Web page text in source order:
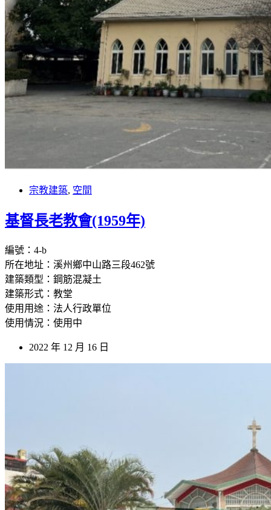
宗教建築, 空間
基督長老教會(1959年)
編號：4-b
所在地址：溪州鄉中山路三段462號
建築類型：鋼筋混凝土
建築形式：教堂
使用用途：法人行政單位
使用情況：使用中
2022 年 12 月 16 日